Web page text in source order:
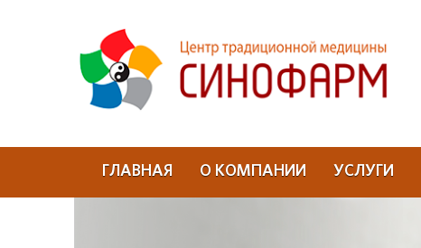
ГЛАВНАЯ О КОМПАНИИ УСЛУГИ